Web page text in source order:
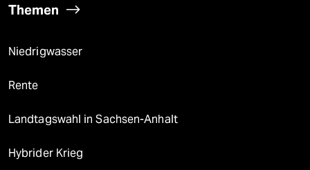
Themen
Niedrigwasser
Rente
Landtagswahl in Sachsen-Anhalt
Hybrider Krieg